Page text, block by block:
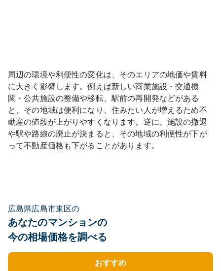
周辺の環境や利便性の変化は、そのエリアの地価や賃料
に大きく影響します。例えば新しい商業施設・交通機
関・公共施設の整備や移転、駅前の再開発などがある
と、その地域は便利になり、住みたい人が増えるため不
動産の値段が上がりやすくなります。逆に、施設の撤退
や駅や路線の廃止が決まると、その地域の利便性が下が
って不動産価格も下がることがあります。
広島県広島市東区の
あなたのマンションの
今の相場価格を調べる
おすすめ